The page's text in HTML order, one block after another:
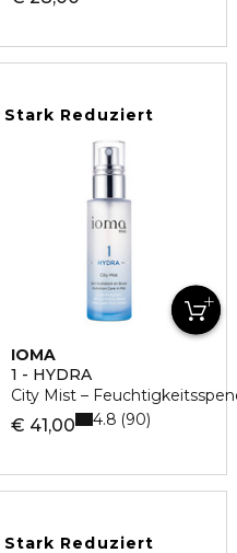
GETÖN
Stark Reduziert
IOMA
1 - HYDRA
City Mist –
€ 41,00 4.8 90
Stark Reduziert